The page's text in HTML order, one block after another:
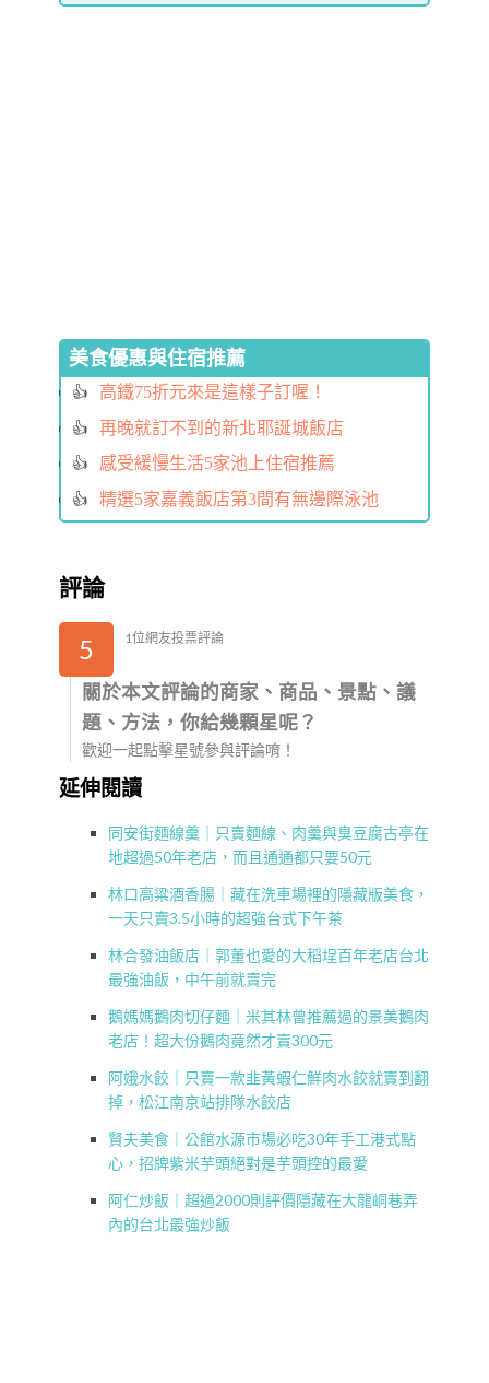
美食優惠與住宿推薦
高鐵75折元來是這樣子訂喔！
再晚就訂不到的新北耶誕城飯店
感受緩慢生活5家池上住宿推薦
精選5家嘉義飯店第3間有無邊際泳池
評論
5 1位網友投票評論
關於本文評論的商家、商品、景點、議
題、方法，你給幾顆星呢？
歡迎一起點擊星號參與評論唷！
延伸閱讀
同安街麵線羹｜只賣麵線、肉羹與臭豆腐古亭在
地超過50年老店，而且通通都只要50元
林口高粱酒香腸｜藏在洗車場裡的隱藏版美食，
一天只賣3.5小時的超強台式下午茶
林合發油飯店｜郭董也愛的大稻埕百年老店台北
最強油飯，中午前就賣完
鵝媽媽鵝肉切仔麵｜米其林曾推薦過的景美鵝肉
老店！超大份鵝肉竟然才賣300元
阿娥水餃｜只賣一款韭黃蝦仁鮮肉水餃就賣到翻
掉，松江南京站排隊水餃店
賢夫美食｜公館水源市場必吃30年手工港式點
心，招牌紫米芋頭絕對是芋頭控的最愛
阿仁炒飯｜超過2000則評價隱藏在大龍峒巷弄
內的台北最強炒飯